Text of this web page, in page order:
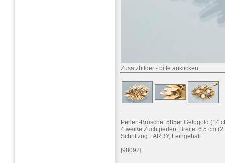
Zusatzbilder - bitte anklicken
Perlen-Brosche. 585er Gelbgold (14
4 weiße Zuchtperlen, Breite: 6.5 cm
Schriftzug LARRY, Feingehalt
[98092]